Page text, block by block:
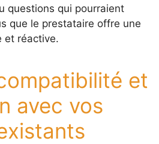
questions qui pourraient
que le prestataire offre une
et réactive.
et
avec vos